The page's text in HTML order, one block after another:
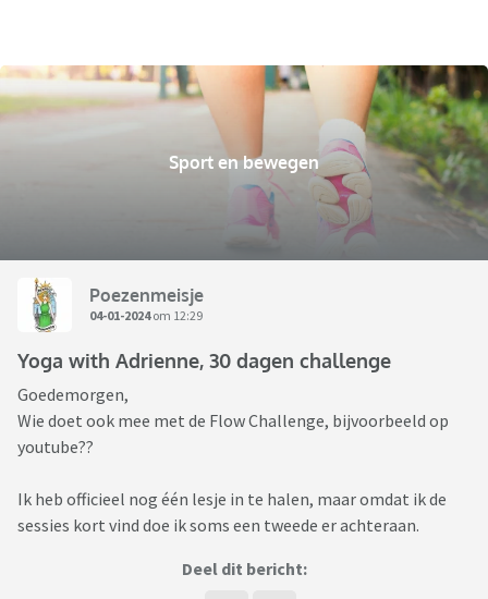
Sport en bewegen
Poezenmeisje
04-01-2024om 12:29
Yoga with Adrienne, 30 dagen challenge
Goedemorgen,
Wie doet ook mee met de Flow Challenge, bijvoorbeeld op
youtube??
Ik heb officieel nog één lesje in te halen, maar omdat ik de
sessies kort vind doe ik soms een tweede er achteraan.
Deel dit bericht: